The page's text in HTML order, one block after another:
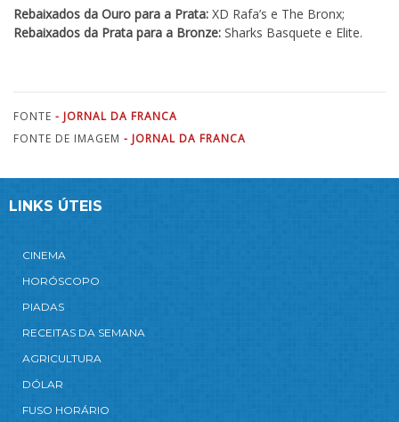
Rebaixados da Ouro para a Prata: XD Rafa’s e The Bronx;
Rebaixados da Prata para a Bronze: Sharks Basquete e Elite.
FONTE - JORNAL DA FRANCA
FONTE DE IMAGEM - JORNAL DA FRANCA
LINKS ÚTEIS
CINEMA
HORÓSCOPO
PIADAS
RECEITAS DA SEMANA
AGRICULTURA
DÓLAR
FUSO HORÁRIO